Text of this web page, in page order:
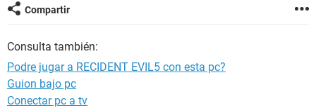
Compartir
Consulta también:
Podre jugar a RECIDENT EVIL5 con esta pc?
Guion bajo pc
Conectar pc a tv